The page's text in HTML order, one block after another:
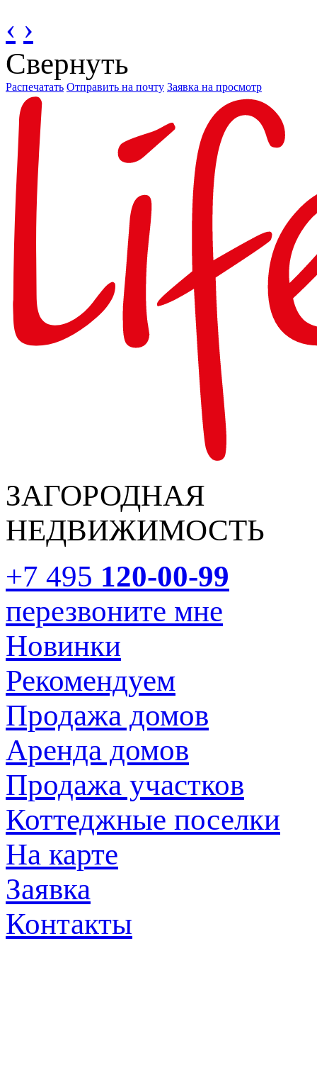
‹ ›
Свернуть
Распечатать Отправить на почту Заявка на просмотр
ЗАГОРОДНАЯ
НЕДВИЖИМОСТЬ
+7 495 120-00-99
перезвоните мне
Новинки
Рекомендуем
Продажа домов
Аренда домов
Продажа участков
Коттеджные поселки
На карте
Заявка
Контакты